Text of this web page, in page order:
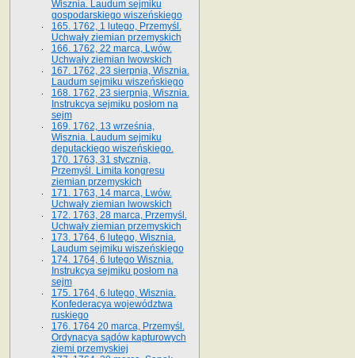
Wisznia. Laudum sejmiku
gospodarskiego wiszeńskiego
165. 1762, 1 lutego, Przemyśl.
Uchwały ziemian przemyskich
166. 1762, 22 marca, Lwów.
Uchwały ziemian lwowskich
167. 1762, 23 sierpnia, Wisznia.
Laudum sejmiku wiszeńskiego
168. 1762, 23 sierpnia, Wisznia.
Instrukcya sejmiku posłom na
sejm
169. 1762, 13 września,
Wisznia. Laudum sejmiku
deputackiego wiszeńskiego.
170. 1763, 31 stycznia,
Przemyśl. Limita kongresu
ziemian przemyskich
171. 1763, 14 marca, Lwów.
Uchwały ziemian lwowskich
172. 1763, 28 marca, Przemyśl.
Uchwały ziemian przemyskich
173. 1764, 6 lutego, Wisznia.
Laudum sejmiku wiszeńskiego
174. 1764, 6 lutego Wisznia.
Instrukcya sejmiku posłom na
sejm
175. 1764, 6 lutego, Wisznia.
Konfederacya województwa
ruskiego
176. 1764 20 marca, Przemyśl.
Ordynacya sądów kapturowych
ziemi przemyskiej